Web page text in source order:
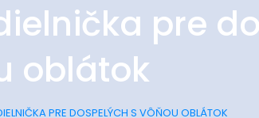
pre
oblátok
PRE DOSPELÝCH S VÔŇOU OBLÁTOK